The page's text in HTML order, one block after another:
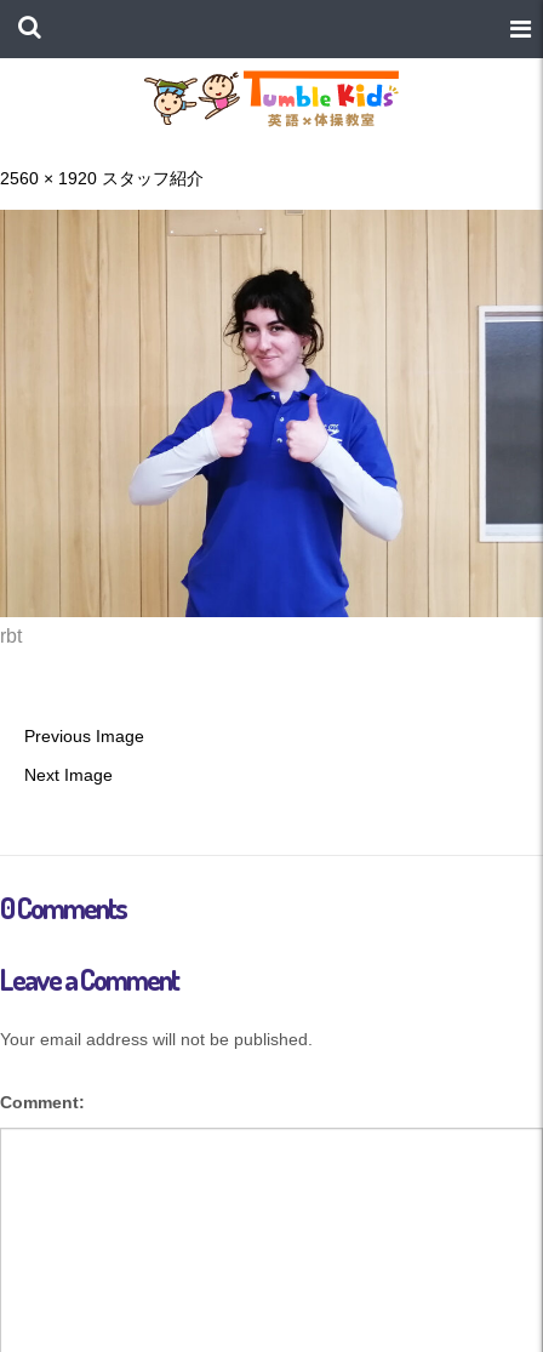
2560 × 1920 スタッフ紹介
rbt
Previous Image
Next Image
0 Comments
Leave a Comment
Your email address will not be published.
Comment: